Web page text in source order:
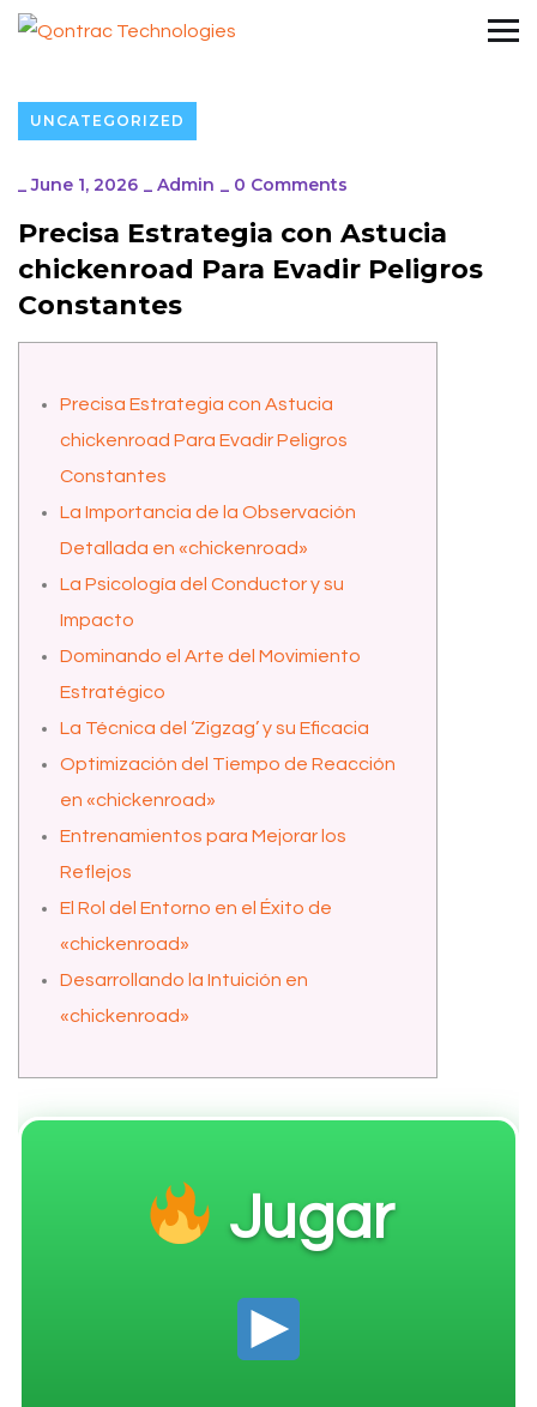
UNCATEGORIZED
_June 1, 2026 _ Admin _ 0 Comments
Precisa Estrategia con Astucia
chickenroad Para Evadir Peligros
Constantes
Precisa Estrategia con Astucia
chickenroad Para Evadir Peligros
Constantes
La Importancia de la Observación
Detallada en «chickenroad»
La Psicología del Conductor y su
Impacto
Dominando el Arte del Movimiento
Estratégico
La Técnica del ‘Zigzag’ y su Eficacia
Optimización del Tiempo de Reacción
en «chickenroad»
Entrenamientos para Mejorar los
Reflejos
El Rol del Entorno en el Éxito de
«chickenroad»
Desarrollando la Intuición en
«chickenroad»
Jugar